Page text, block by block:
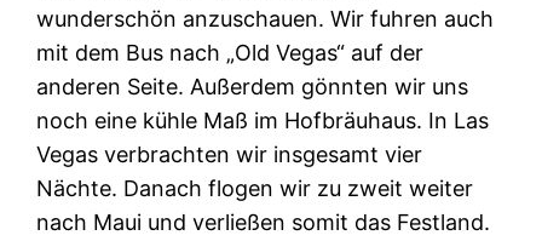
wunderschön anzuschauen. Wir fuhren auch
mit dem Bus nach „Old Vegas“ auf der
anderen Seite. Außerdem gönnten wir uns
noch eine kühle Maß im Hofbräuhaus. In Las
Vegas verbrachten wir insgesamt vier
Nächte. Danach flogen wir zu zweit weiter
nach Maui und verließen somit das Festland.